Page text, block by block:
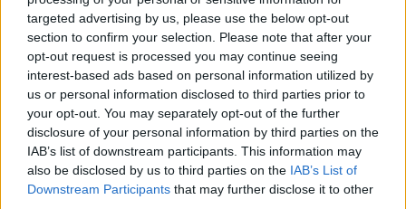
targeted advertising by us, please use the below opt-out
section to confirm your selection. Please note that after your
opt-out request is processed you may continue seeing
interest-based ads based on personal information utilized by
us or personal information disclosed to third parties prior to
your opt-out. You may separately opt-out of the further
disclosure of your personal information by third parties on the
IAB’s list of downstream participants. This information may
also be disclosed by us to third parties on the IAB’s List of
Downstream Participants that may further disclose it to other
szemben.
Kérdezzen Ön is a pénzügyminisztertől!
KEDVES OLVASÓNK!
A keresett cikk a portfolio.hu hírarchívumához
tartozik, melynek olvasása előfizetéses
regisztrációhoz kötött.